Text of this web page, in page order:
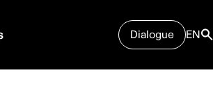
Dialogue EN